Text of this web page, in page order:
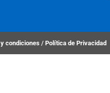
condiciones/Política de Privacidad